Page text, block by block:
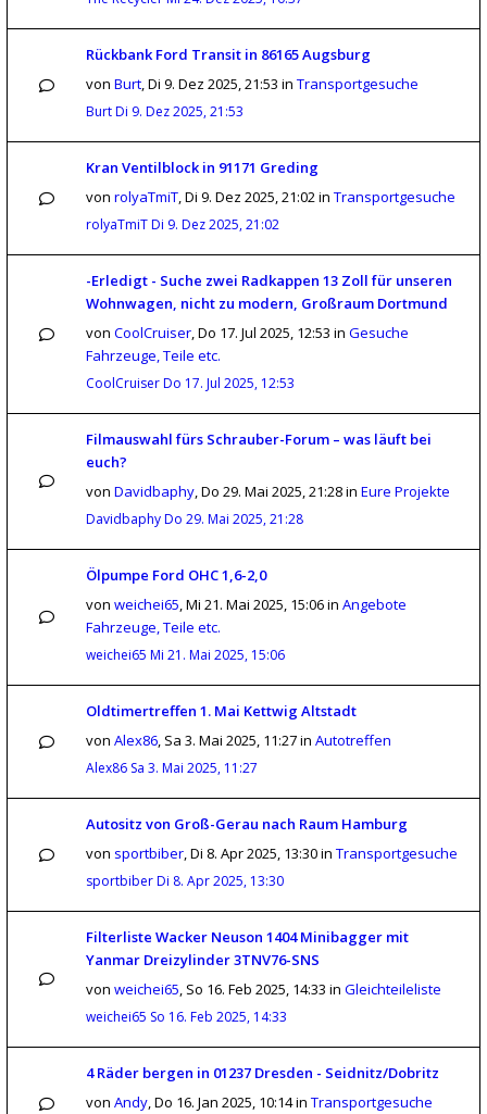
Rückbank Ford Transit in 86165 Augsburg
von Burt,Di 9. Dez 2025, 21:53 in Transportgesuche
BurtDi 9. Dez 2025, 21:53
Kran Ventilblock in 91171 Greding
von rolyaTmiT,Di 9. Dez 2025, 21:02in Transportgesuche
rolyaTmiTDi 9. Dez 2025, 21:02
-Erledigt - Suche zwei Radkappen 13 Zoll für unseren
Wohnwagen, nicht zu modern, Großraum Dortmund
von CoolCruiser,Do 17. Jul 2025, 12:53 in Gesuche
Fahrzeuge, Teile etc.
CoolCruiserDo 17. Jul 2025, 12:53
Filmauswahl fürs Schrauber-Forum – was läuft bei
euch?
von Davidbaphy,Do 29. Mai 2025, 21:28in Eure Projekte
DavidbaphyDo 29. Mai 2025, 21:28
Ölpumpe Ford OHC 1,6-2,0
von weichei65,Mi 21. Mai 2025, 15:06in Angebote
Fahrzeuge, Teile etc.
weichei65 Mi 21. Mai 2025, 15:06
Oldtimertreffen 1. Mai Kettwig Altstadt
von Alex86, Sa 3. Mai 2025, 11:27in Autotreffen
Alex86 Sa 3. Mai 2025, 11:27
Autositz von Groß-Gerau nach Raum Hamburg
von sportbiber,Di 8. Apr 2025, 13:30in Transportgesuche
sportbiberDi 8. Apr 2025, 13:30
Filterliste Wacker Neuson 1404 Minibagger mit
Yanmar Dreizylinder 3TNV76-SNS
von weichei65, So 16. Feb 2025, 14:33 in Gleichteileliste
weichei65 So 16. Feb 2025, 14:33
4 Räder bergen in 01237 Dresden - Seidnitz/Dobritz
von Andy,Do 16. Jan 2025, 10:14in Transportgesuche